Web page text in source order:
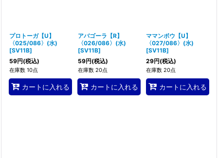
プロトーガ【U】
〈025/086〉(水)
[SV11B]
59円(税込)
在庫数 10点
カートに入れる
アバゴーラ【R】
〈026/086〉(水)
[SV11B]
59円(税込)
在庫数 20点
カートに入れる
ママンボウ【U】
〈027/086〉(水)
[SV11B]
29円(税込)
在庫数 20点
カートに入れる